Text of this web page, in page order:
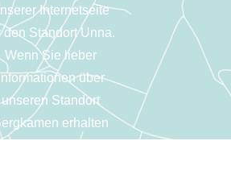
Internetseite
den Standort Unna.
Wenn Sie lieber
über
unseren Standort
erhalten